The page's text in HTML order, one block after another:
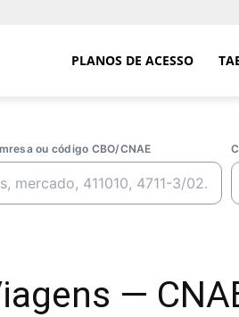
PLANOS DE ACESSO
ou código CBO/CNAE
—